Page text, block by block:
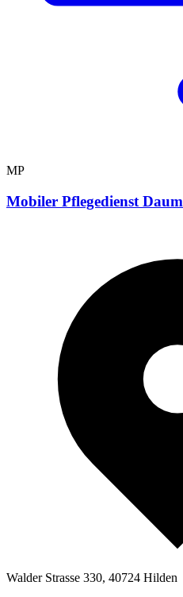
MP
Mobiler Pflegedienst Daum
Walder Strasse 330, 40724 Hilden